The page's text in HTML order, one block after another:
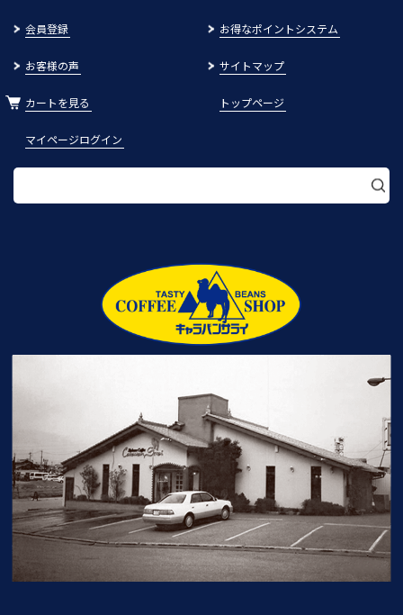
会員登録 お得なポイントシステム
お客様の声 サイトマップ
カートを見る トップページ
マイページログイン